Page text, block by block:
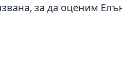
за да оценим